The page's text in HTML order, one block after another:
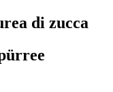
di zucca